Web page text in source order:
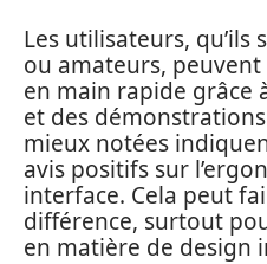
Les utilisateurs,
ou amateurs, peuvent
en main rapide grâce
et des
mieux notées
avis positifs sur
interface. Cela peut
différence, surtout
en matière de design